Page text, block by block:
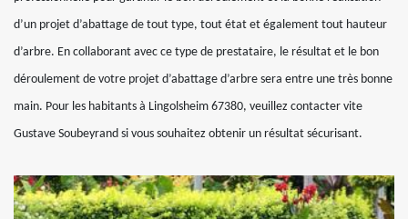
d’un projet d’abattage de tout type, tout état et également tout hauteur
d’arbre. En collaborant avec ce type de prestataire, le résultat et le bon
déroulement de votre projet d’abattage d’arbre sera entre une très bonne
main. Pour les habitants à Lingolsheim 67380, veuillez contacter vite
Gustave Soubeyrand si vous souhaitez obtenir un résultat sécurisant.